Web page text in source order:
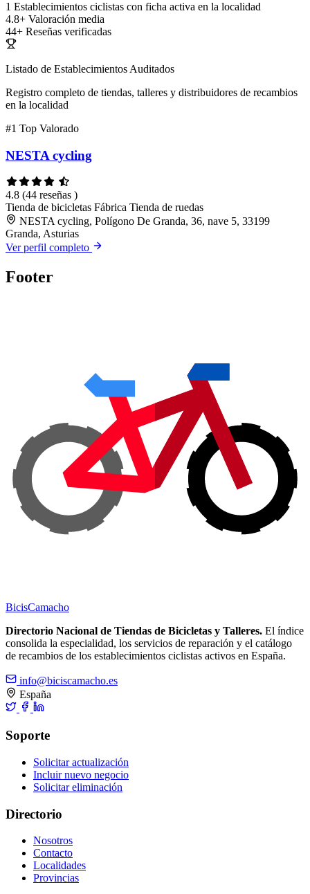
1 Establecimientos ciclistas con ficha activa en la localidad
4.8+ Valoración media
44+ Reseñas verificadas
Listado de Establecimientos Auditados
Registro completo de tiendas, talleres y distribuidores de recambios
en la localidad
#1 Top Valorado
NESTA cycling
4.8 (44 reseñas )
Tienda de bicicletas Fábrica Tienda de ruedas
NESTA cycling, Polígono De Granda, 36, nave 5, 33199
Granda, Asturias
Ver perfil completo
Footer
BicisCamacho
Directorio Nacional de Tiendas de Bicicletas y Talleres. El índice
consolida la especialidad, los servicios de reparación y el catálogo
de recambios de los establecimientos ciclistas activos en España.
info@biciscamacho.es
España
Soporte
Solicitar actualización
Incluir nuevo negocio
Solicitar eliminación
Directorio
Nosotros
Contacto
Localidades
Provincias